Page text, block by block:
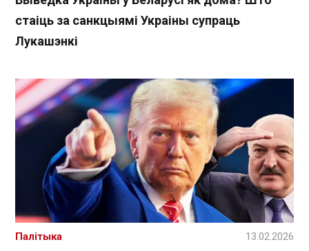
стаіць за санкцыямі Украіны супраць
Лукашэнкі
Палітыка 13.02.2026